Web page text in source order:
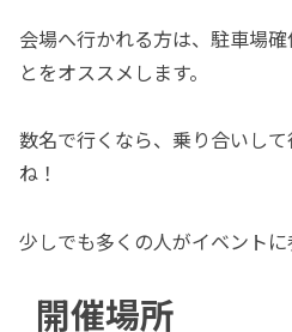
会場へ行かれる方は、駐車場
とをオススメします。
数名で行くなら、乗り合いし
ね！
少しでも多くの人がイベント
開催場所